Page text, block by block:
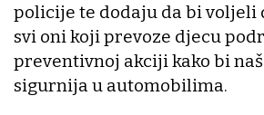
policije te dodaju da bi
svi oni koji prevoze djecu
preventivnoj akciji kako bi
sigurnija u automobilima.